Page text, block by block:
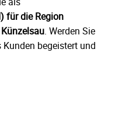
für die Region
. Werden Sie
begeistert und